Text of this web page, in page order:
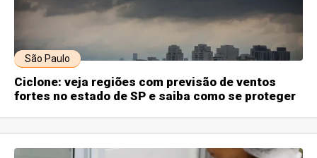
São Paulo
Ciclone: veja regiões com previsão de ventos
fortes no estado de SP e saiba como se proteger